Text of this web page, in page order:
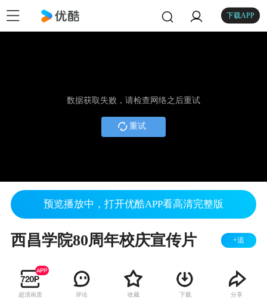
下载APP
数据获取失败，请检查网络之后重试
重试
预览播放中，打开优酷APP看高清完整版
西昌学院80周年校庆宣传片 +追
超清画质 评论 收藏 下载 分享